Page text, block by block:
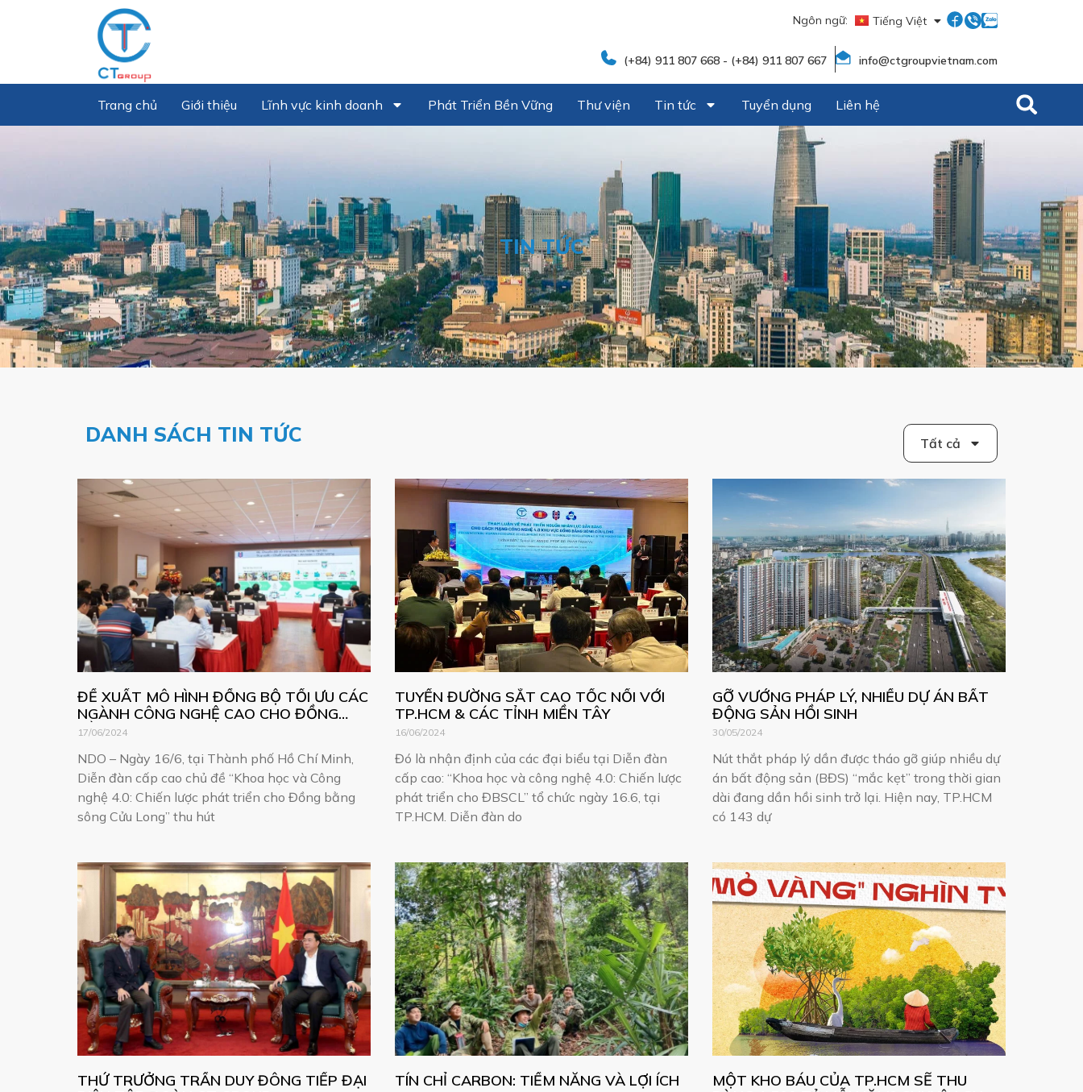
Ngôn ngữ: Tiếng Việt
English
(+84) 911 807 668 - (+84) 911 807 667 info@ctgroupvietnam.com
Trang chủ Giới thiệu Lĩnh vực kinh doanh Phát Triển Bền Vững Thư viện Tin tức Tuyển dụng Liên hệ
TIN TỨC
DANH SÁCH TIN TỨC Tất cả
ĐỀ XUẤT MÔ HÌNH ĐỒNG BỘ TỐI ƯU CÁC
NGÀNH CÔNG NGHỆ CAO CHO ĐỒNG
BẰNG SÔNG CỬU LONG
17/06/2024
NDO – Ngày 16/6, tại Thành phố Hồ Chí Minh,
Diễn đàn cấp cao chủ đề “Khoa học và Công
nghệ 4.0: Chiến lược phát triển cho Đồng bằng
sông Cửu Long” thu hút
TUYẾN ĐƯỜNG SẮT CAO TỐC NỐI VỚI
TP.HCM & CÁC TỈNH MIỀN TÂY
16/06/2024
Đó là nhận định của các đại biểu tại Diễn đàn
cấp cao: “Khoa học và công nghệ 4.0: Chiến lược
phát triển cho ĐBSCL” tổ chức ngày 16.6, tại
TP.HCM. Diễn đàn do
GỠ VƯỚNG PHÁP LÝ, NHIỀU DỰ ÁN BẤT
ĐỘNG SẢN HỒI SINH
30/05/2024
Nút thắt pháp lý dần được tháo gỡ giúp nhiều dự
án bất động sản (BĐS) “mắc kẹt” trong thời gian
dài đang dần hồi sinh trở lại. Hiện nay, TP.HCM
có 143 dự
THỨ TRƯỞNG TRẦN DUY ĐÔNG TIẾP ĐẠI
TÍN CHỈ CARBON: TIỀM NĂNG VÀ LỢI ÍCH
MỘT KHO BÁU CỦA TP.HCM SẼ THU